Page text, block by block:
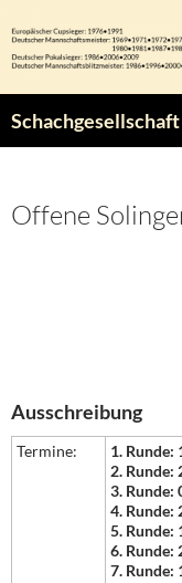
Inhalt
springen
Schachgesellschaft
Offene
Ausschreibung
Termine:
1. Runde:
2. Runde:
3. Runde:
4. Runde:
5. Runde:
6. Runde:
7. Runde: